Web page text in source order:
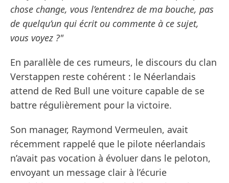
chose change, vous l’entendrez de ma bouche, pas
de quelqu’un qui écrit ou commente à ce sujet,
vous voyez ?"
En parallèle de ces rumeurs, le discours du clan
Verstappen reste cohérent : le Néerlandais
attend de Red Bull une voiture capable de se
battre régulièrement pour la victoire.
Son manager, Raymond Vermeulen, avait
récemment rappelé que le pilote néerlandais
n’avait pas vocation à évoluer dans le peloton,
envoyant un message clair à l’écurie